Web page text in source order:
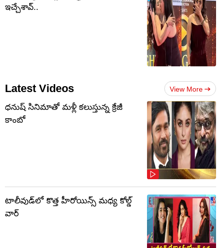
ఇచ్చేశావ్..
Latest Videos View More
ధనుష్ సినిమాతో మళ్లీ కలుస్తున్న క్రేజీ
కాంబో
టాలీవుడ్‌లో కొత్త హీరోయిన్స్ మధ్య కోల్డ్
వార్